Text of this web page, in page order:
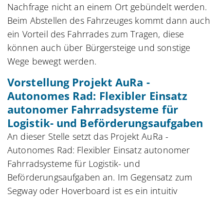
Nachfrage nicht an einem Ort gebündelt werden.
Beim Abstellen des Fahrzeuges kommt dann auch
ein Vorteil des Fahrrades zum Tragen, diese
können auch über Bürgersteige und sonstige
Wege bewegt werden.
Vorstellung Projekt AuRa -
Autonomes Rad: Flexibler Einsatz
autonomer Fahrradsysteme für
Logistik- und Beförderungsaufgaben
An dieser Stelle setzt das Projekt AuRa -
Autonomes Rad: Flexibler Einsatz autonomer
Fahrradsysteme für Logistik- und
Beförderungsaufgaben an. Im Gegensatz zum
Segway oder Hoverboard ist es ein intuitiv